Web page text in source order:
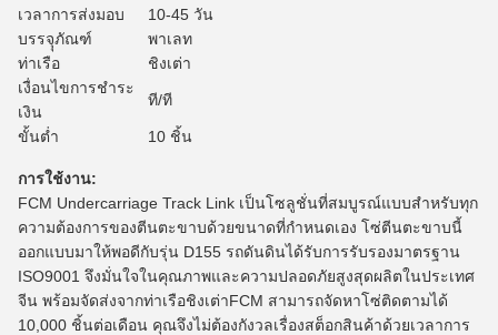
เวลาการส่งมอบ
10-45 วัน
บรรจุุภัณฑ์
พาเลท
ท่าเรือ
ชิงเต่า
เงื่อนไขการชำระ
เงิน
ที/ที
ขั้นต่ำ 10 ชิ้น
การใช้งาน:
FCM Undercarriage Track Link เป็นโซลูชั่นที่สมบูรณ์แบบสำหรับทุก
ความต้องการของตีนตะขาบด้วยขนาดที่กำหนดเอง โซ่ตีนตะขาบนี้
ออกแบบมาให้พอดีกับรุ่น D155 รถดันดินได้รับการรับรองมาตรฐาน
ISO9001 จึงมั่นใจในคุณภาพและความปลอดภัยสูงสุดผลิตในประเทศ
จีน พร้อมจัดส่งจากท่าเรือชิงเต่าFCM สามารถจัดหาโซ่ติดตามได้
10,000 ชิ้นต่อเดือน คุณจึงไม่ต้องกังวลเรื่องสต็อกสินค้าด้วยเวลาการ